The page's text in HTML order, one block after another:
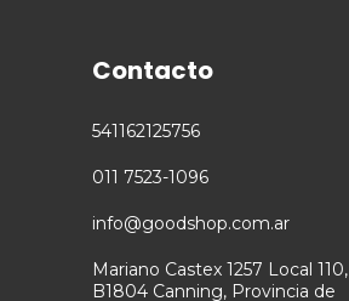
Contacto
541162125756
011 7523-1096
info@goodshop.com.ar
Mariano Castex 1257 Local 110,
B1804 Canning, Provincia de